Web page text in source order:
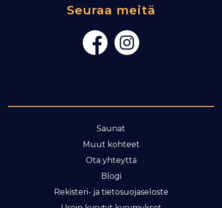
Seuraa meitä
Saunat
Muut kohteet
Ota yhteyttä
Blogi
Rekisteri- ja tietosuojaseloste